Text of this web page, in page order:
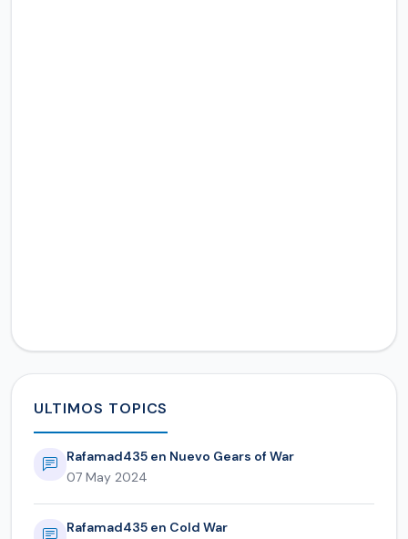
ULTIMOS TOPICS
Rafamad435 en Nuevo Gears of War
07 May 2024
Rafamad435 en Cold War